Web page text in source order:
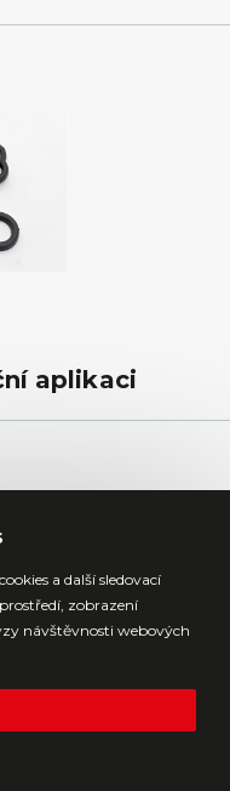
a další sledovací
zobrazení
návštěvnosti webových
aplikaci
a armatury